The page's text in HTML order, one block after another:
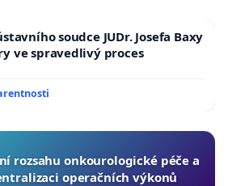
soudce JUDr. Josefa Baxy
ve spravedlivý proces
rozsahu onkourologické péče a
operačních výkonů